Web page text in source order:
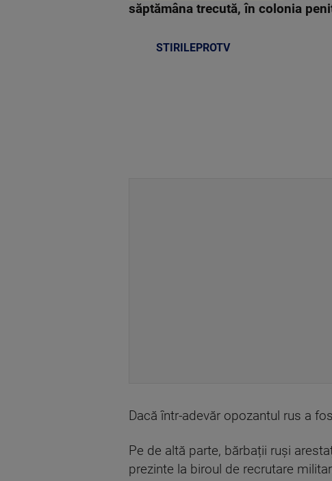
săptămâna trecută, în colonia
STIRILEPROTV
Dacă într-adevăr opozantul rus a
Pe de altă parte, bărbații ruși
prezinte la biroul de recrutare